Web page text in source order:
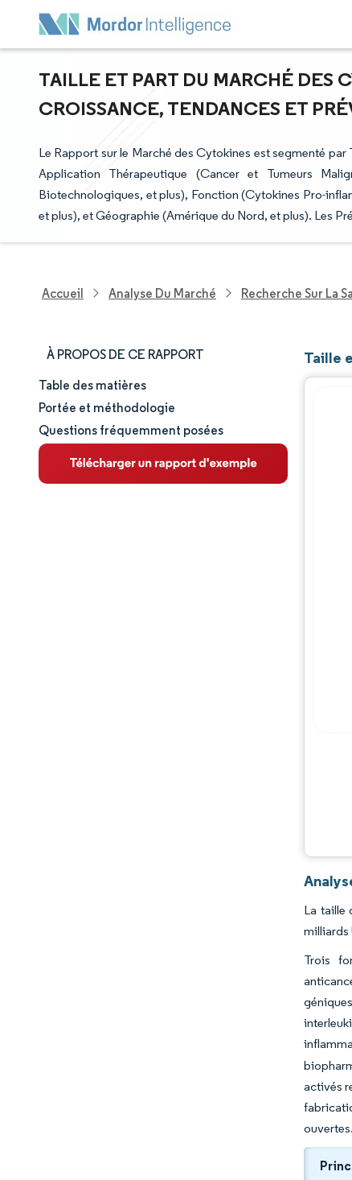
TAILLE ET PART DU MARCHÉ DES
CROISSANCE, TENDANCES ET
Le Rapport sur le Marché des Cytokines est segmenté
Application Thérapeutique (Cancer et Tumeurs
Biotechnologiques, et plus), Fonction (Cytokines Pro-
et plus), et Géographie (Amérique du Nord, et plus). Les
Accueil Analyse Du Marché Recherche Sur La
À PROPOS DE CE RAPPORT
Taille et part de marché
Analyse du marché
Tendances et perspectives
Table des matières
Portée et méthodologie
Questions fréquemment posées
Taille
La taille
milliards
Trois
activés
ouvertes.